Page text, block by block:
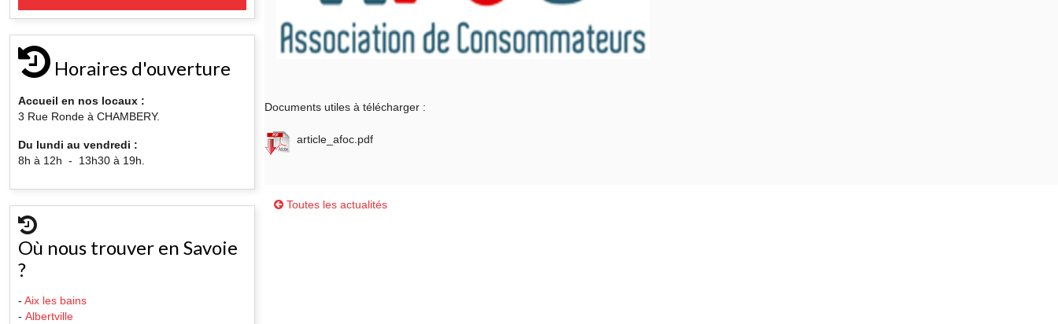
Documents utiles à télécharger :
article_afoc.pdf
Toutes les actualités
Horaires d'ouverture
Accueil en nos locaux :
3 Rue Ronde à CHAMBERY.
Du lundi au vendredi :
8h à 12h - 13h30 à 19h.
Où nous trouver en Savoie
?
- Aix les bains
- Albertville